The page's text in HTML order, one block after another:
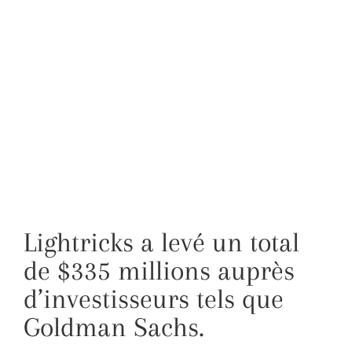
Lightricks a levé un total
de $335 millions auprès
d’investisseurs tels que
Goldman Sachs.